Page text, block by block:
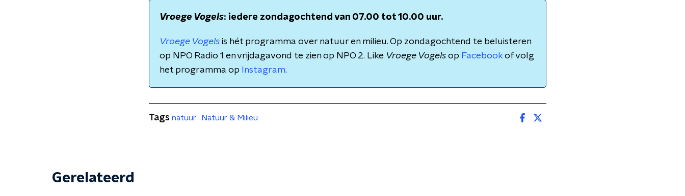
Vroege Vogels: iedere zondagochtend van 07.00 tot 10.00 uur.
Vroege Vogels is hét programma over natuur en milieu. Op zondagochtend te beluisteren
op NPO Radio 1 en vrijdagavond te zien op NPO 2. Like Vroege Vogels op Facebookof volg
het programma op
Instagram.
Tags natuur Natuur & Milieu
Gerelateerd